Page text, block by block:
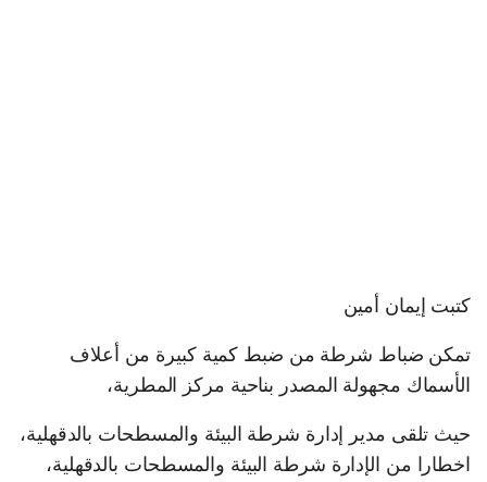
كتبت إيمان أمين
تمكن ضباط شرطة من ضبط كمية كبيرة من أعلاف
الأسماك مجهولة المصدر بناحية مركز المطرية،
حيث تلقى مدير إدارة شرطة البيئة والمسطحات بالدقهلية،
اخطارا من الإدارة شرطة البيئة والمسطحات بالدقهلية،